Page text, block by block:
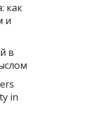
как
и
в
in